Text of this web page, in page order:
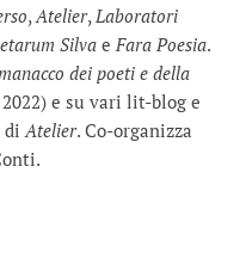
, Atelier, Laboratori
Silva e Fara Poesia.
dei poeti e della
e su vari lit-blog e
Atelier. Co-organizza